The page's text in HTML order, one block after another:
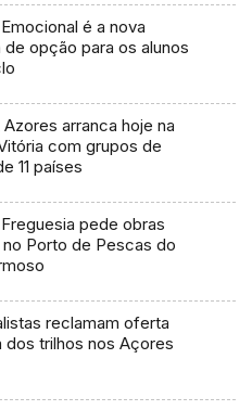
é a nova
de opção para os alunos
arranca hoje na
com grupos de
11 países
pede obras
Porto de Pescas do
reclamam oferta
dos trilhos nos Açores